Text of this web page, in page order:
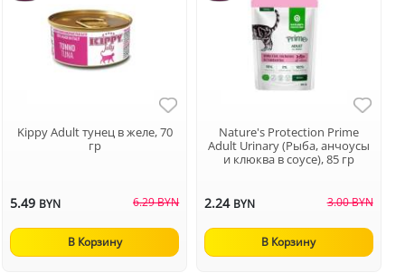
Kippy Adult тунец в желе, 70
гр
5.49 BYN 6.29 BYN
В Корзину
Nature's Protection Prime
Adult Urinary (Рыба, анчоусы
и клюква в соусе), 85 гр
2.24 BYN 3.00 BYN
В Корзину